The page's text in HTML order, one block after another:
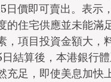
日價即可賣出。表示
的住宅供應並未能滿
，項目投資金額大
結算後，本港銀行
充足，即使美息加快